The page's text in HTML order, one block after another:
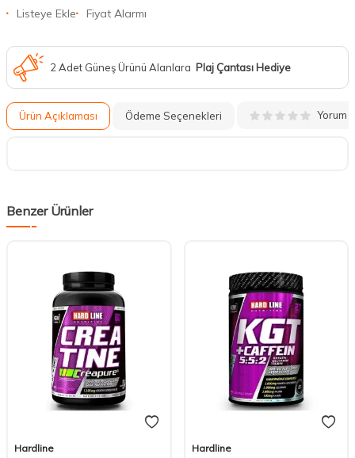
Listeye Ekle Fiyat Alarmı
2 Adet Güneş Ürünü Alanlara Plaj Çantası Hediye
Ürün Açıklaması Ödeme Seçenekleri Yorum
Benzer Ürünler
Hardline
Hardline